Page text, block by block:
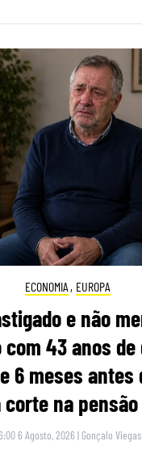
ECONOMIA , EUROPA
e não
43 anos
6 meses antes
na
6 Agosto, 2026 | Gonçalo Viegas